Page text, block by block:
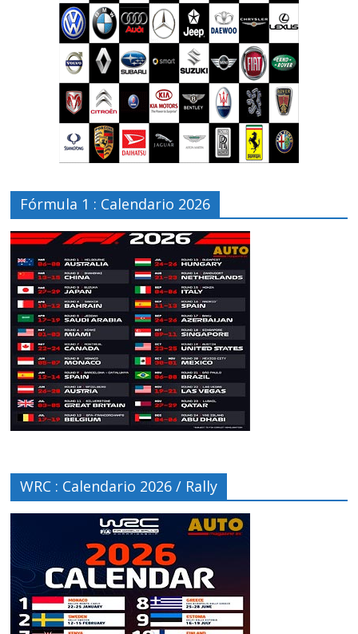
Fórmula 1 : Calendario 2026
WRC : Calendario 2026 / Rally